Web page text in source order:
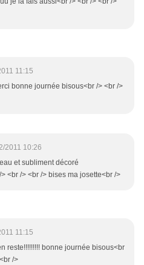
11:15
bonne journée bisous<br /> <br />
2011 10:26
et subliment décoré
> <br /> <br /> bises ma josette<br />
11:15
reste!!!!!!!!! bonne journée bisous<br
/>